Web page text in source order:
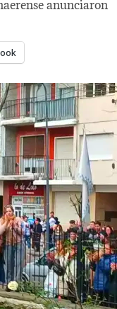
anunciaron